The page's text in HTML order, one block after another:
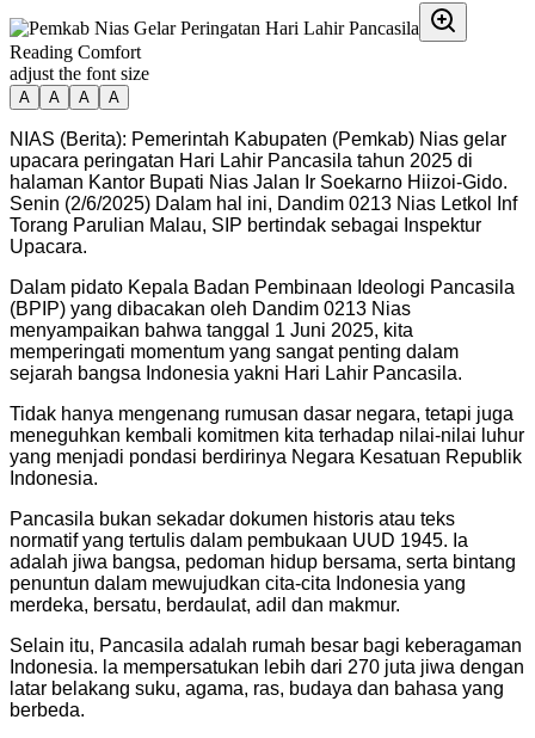
Reading Comfort
adjust the font size
A A A A
NIAS (Berita): Pemerintah Kabupaten (Pemkab) Nias gelar
upacara peringatan Hari Lahir Pancasila tahun 2025 di
halaman Kantor Bupati Nias Jalan Ir Soekarno Hiizoi-Gido.
Senin (2/6/2025) Dalam hal ini, Dandim 0213 Nias Letkol Inf
Torang Parulian Malau, SIP bertindak sebagai Inspektur
Upacara.
Dalam pidato Kepala Badan Pembinaan Ideologi Pancasila
(BPIP) yang dibacakan oleh Dandim 0213 Nias
menyampaikan bahwa tanggal 1 Juni 2025, kita
memperingati momentum yang sangat penting dalam
sejarah bangsa Indonesia yakni Hari Lahir Pancasila.
Tidak hanya mengenang rumusan dasar negara, tetapi juga
meneguhkan kembali komitmen kita terhadap nilai-nilai luhur
yang menjadi pondasi berdirinya Negara Kesatuan Republik
Indonesia.
Pancasila bukan sekadar dokumen historis atau teks
normatif yang tertulis dalam pembukaan UUD 1945. Ia
adalah jiwa bangsa, pedoman hidup bersama, serta bintang
penuntun dalam mewujudkan cita-cita Indonesia yang
merdeka, bersatu, berdaulat, adil dan makmur.
Selain itu, Pancasila adalah rumah besar bagi keberagaman
Indonesia. la mempersatukan lebih dari 270 juta jiwa dengan
latar belakang suku, agama, ras, budaya dan bahasa yang
berbeda.